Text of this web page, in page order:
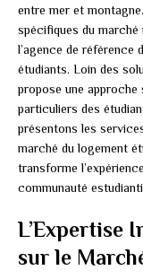
entre mer et
spécifiques du marché
l’agence de référence
étudiants. Loin des
propose une approche
particuliers des
présentons les
marché du logement
transforme
communauté
L’Expertise
sur le